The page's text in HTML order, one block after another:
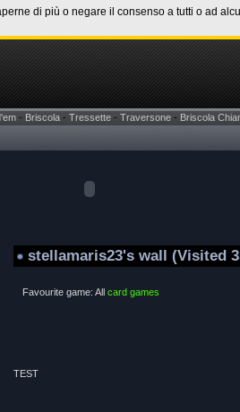
di più o negare il consenso a tutti o ad
- Briscola - Tressette - Traversone - Briscola
stellamaris23's wall (Visited
Favourite game: All card games
TEST